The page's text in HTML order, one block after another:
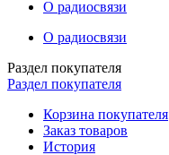
О радиосвязи
О радиосвязи
Раздел покупателя
Раздел покупателя
Корзина покупателя
Заказ товаров
История